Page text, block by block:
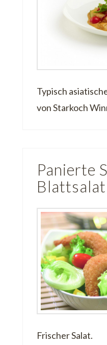
Typisch
von Starkoch
Panierte
Frischer Salat.